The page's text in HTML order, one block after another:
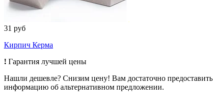
31 руб
Кирпич Керма
! Гарантия лучшей цены
Нашли дешевле? Снизим цену! Вам достаточно предоставить
информацию об альтернативном предложении.